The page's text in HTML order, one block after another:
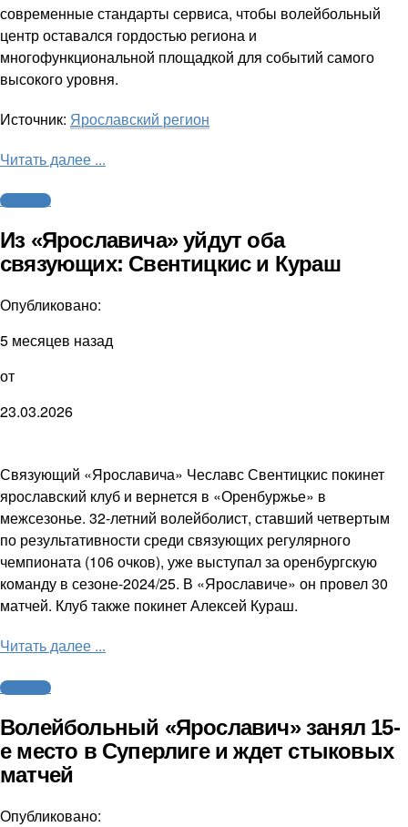
современные стандарты сервиса, чтобы волейбольный
центр оставался гордостью региона и
многофункциональной площадкой для событий самого
высокого уровня.
Источник: Ярославский регион
Читать далее ...
Волейбол
Из «Ярославича» уйдут оба
связующих: Свентицкис и Кураш
Опубликовано:
5 месяцев назад
от
23.03.2026
Связующий «Ярославича» Чеславс Свентицкис покинет
ярославский клуб и вернется в «Оренбуржье» в
межсезонье. 32-летний волейболист, ставший четвертым
по результативности среди связующих регулярного
чемпионата (106 очков), уже выступал за оренбургскую
команду в сезоне-2024/25. В «Ярославиче» он провел 30
матчей. Клуб также покинет Алексей Кураш.
Читать далее ...
Волейбол
Волейбольный «Ярославич» занял 15-
е место в Суперлиге и ждет стыковых
матчей
Опубликовано: